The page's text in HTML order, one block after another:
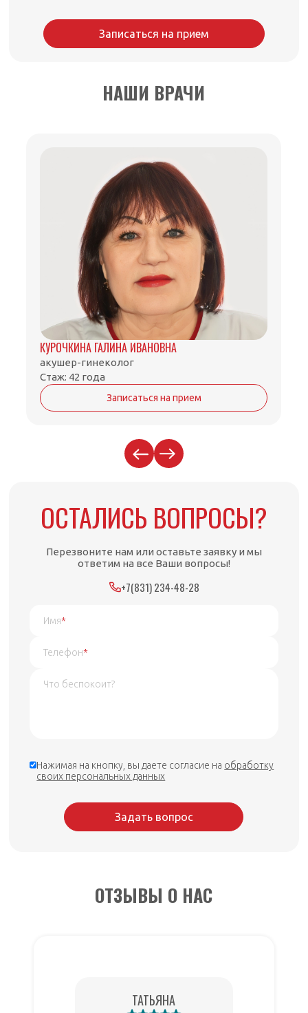
Записаться на прием
НАШИ ВРАЧИ
КУРОЧКИНА ГАЛИНА ИВАНОВНА
акушер-гинеколог
Стаж: 42 года
Записаться на прием
ОСТАЛИСЬ ВОПРОСЫ?
Перезвоните нам или оставьте заявку и мы
ответим на все Ваши вопросы!
+7(831) 234-48-28
Имя*
Телефон*
Нажимая на кнопку, вы даете согласие на обработку
своих персональных данных
Задать вопрос
ОТЗЫВЫ О НАС
ТАТЬЯНА